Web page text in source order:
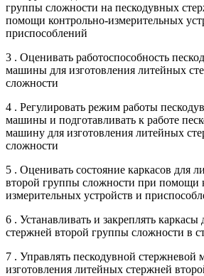
группы сложности на пескодувных
помощи контрольно-измерительных
приспособлений
3 . Оценивать работоспособность
машины для изготовления литейных
сложности
4 . Регулировать режим работы
машины и подготавливать к работе
машину для изготовления литейных
сложности
5 . Оценивать состояние каркасов для
второй группы сложности при помощи
измерительных устройств и
6 . Устанавливать и закреплять
стержней второй группы сложности в
7 . Управлять пескодувной стержневой
изготовления литейных стержней